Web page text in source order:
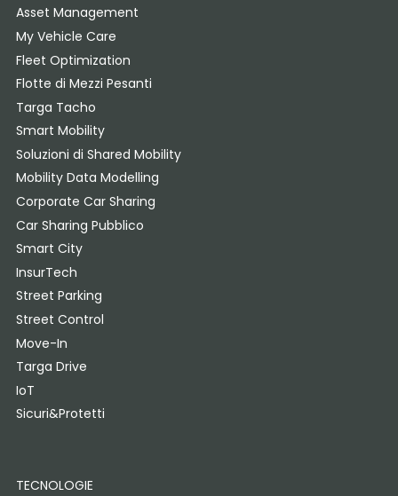
Asset Management
My Vehicle Care
Fleet Optimization
Flotte di Mezzi Pesanti
Targa Tacho
Smart Mobility
Soluzioni di Shared Mobility
Mobility Data Modelling
Corporate Car Sharing
Car Sharing Pubblico
Smart City
InsurTech
Street Parking
Street Control
Move-In
Targa Drive
IoT
Sicuri&Protetti
TECNOLOGIE